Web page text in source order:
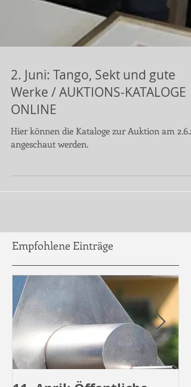
2. Juni: Tango, Sekt und gute
ONLINE
angeschaut werden.
Empfohlene Einträge